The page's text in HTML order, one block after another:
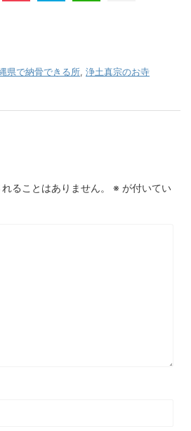
県で納骨できる所, 浄土真宗のお寺
ることはありません。 ※ が付いてい